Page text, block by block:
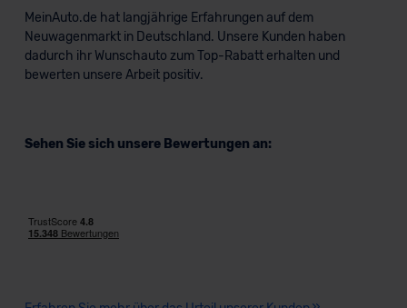
MeinAuto.de hat langjährige Erfahrungen auf dem
Neuwagenmarkt in Deutschland. Unsere Kunden haben
dadurch ihr Wunschauto zum Top-Rabatt erhalten und
bewerten unsere Arbeit positiv.
Sehen Sie sich unsere Bewertungen an: